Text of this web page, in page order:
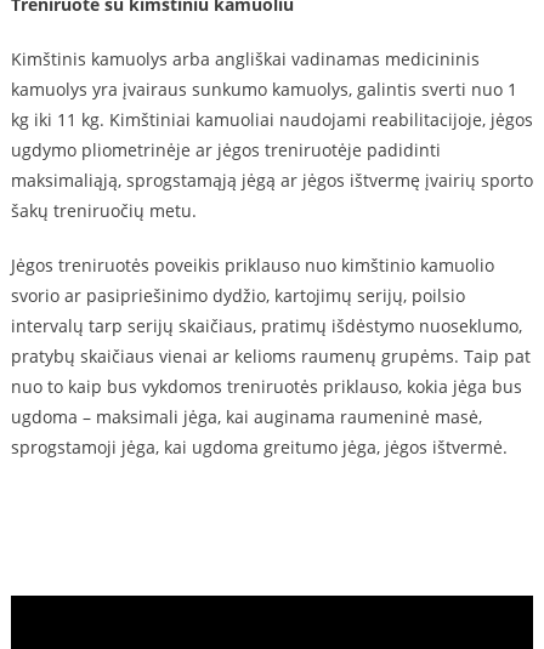
Kimštinis kamuolys arba angliškai vadinamas medicininis
kamuolys yra įvairaus sunkumo kamuolys, galintis sverti nuo 1
kg iki 11 kg. Kimštiniai kamuoliai naudojami reabilitacijoje, jėgos
ugdymo pliometrinėje ar jėgos treniruotėje padidinti
maksimaliąją, sprogstamąją jėgą ar jėgos ištvermę įvairių sporto
šakų treniruočių metu.
Jėgos treniruotės poveikis priklauso nuo kimštinio kamuolio
svorio ar pasipriešinimo dydžio, kartojimų serijų, poilsio
intervalų tarp serijų skaičiaus, pratimų išdėstymo nuoseklumo,
pratybų skaičiaus vienai ar kelioms raumenų grupėms. Taip pat
nuo to kaip bus vykdomos treniruotės priklauso, kokia jėga bus
ugdoma – maksimali jėga, kai auginama raumeninė masė,
sprogstamoji jėga, kai ugdoma greitumo jėga, jėgos ištvermė.